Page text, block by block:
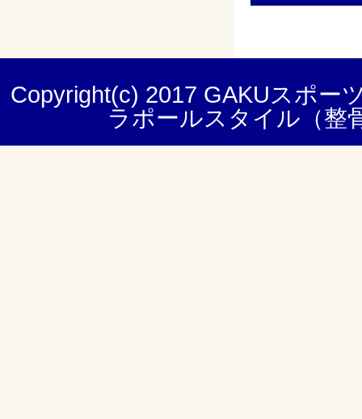
Copyright(c) 2017 GAKUスポー
ラポールスタイル（整